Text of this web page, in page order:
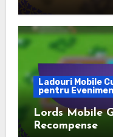
Ladouri Mobile
pentru
Lords Mobile
Recompense